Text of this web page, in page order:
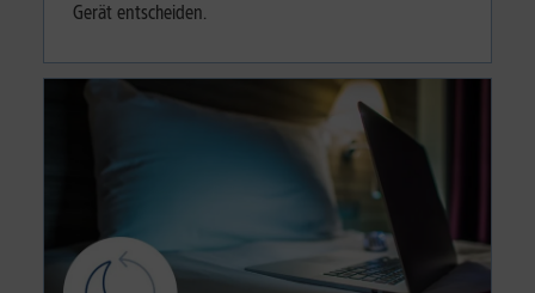
Gerät entscheiden.